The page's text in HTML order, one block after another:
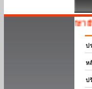
สหกิจศึกษา ยินดี
ปร
หลั
ปรั